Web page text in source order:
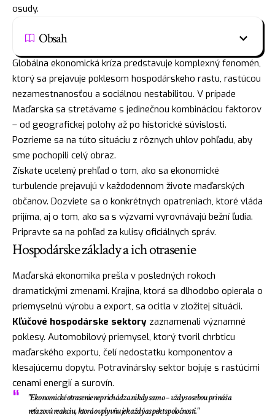
osudy.
Obsah
Globálna ekonomická kríza predstavuje komplexný fenomén,
ktorý sa prejavuje poklesom hospodárskeho rastu, rastúcou
nezamestnanosťou a sociálnou nestabilitou. V prípade
Maďarska sa stretávame s jedinečnou kombináciou faktorov
– od geografickej polohy až po historické súvislosti.
Pozrieme sa na túto situáciu z rôznych uhlov pohľadu, aby
sme pochopili celý obraz.
Získate ucelený prehľad o tom, ako sa ekonomické
turbulencie prejavujú v každodennom živote maďarských
občanov. Dozviete sa o konkrétnych opatreniach, ktoré vláda
prijíma, aj o tom, ako sa s výzvami vyrovnávajú bežní ľudia.
Pripravte sa na pohľad za kulisy oficiálnych správ.
Hospodárske základy a ich otrasenie
Maďarská ekonomika prešla v posledných rokoch
dramatickými zmenami. Krajina, ktorá sa dlhodobo opierala o
priemyselnú výrobu a export, sa ocitla v zložitej situácii.
Kľúčové hospodárske sektory zaznamenali významné
poklesy. Automobilový priemysel, ktorý tvoril chrbticu
maďarského exportu, čelí nedostatku komponentov a
klesajúcemu dopytu. Potravinársky sektor bojuje s rastúcimi
cenami energií a surovín.
"Ekonomické otrasenie neprichádza nikdy samo – vždy so sebou prináša
reťazovú reakciu, ktorá ovplyvňuje každý aspekt spoločnosti."